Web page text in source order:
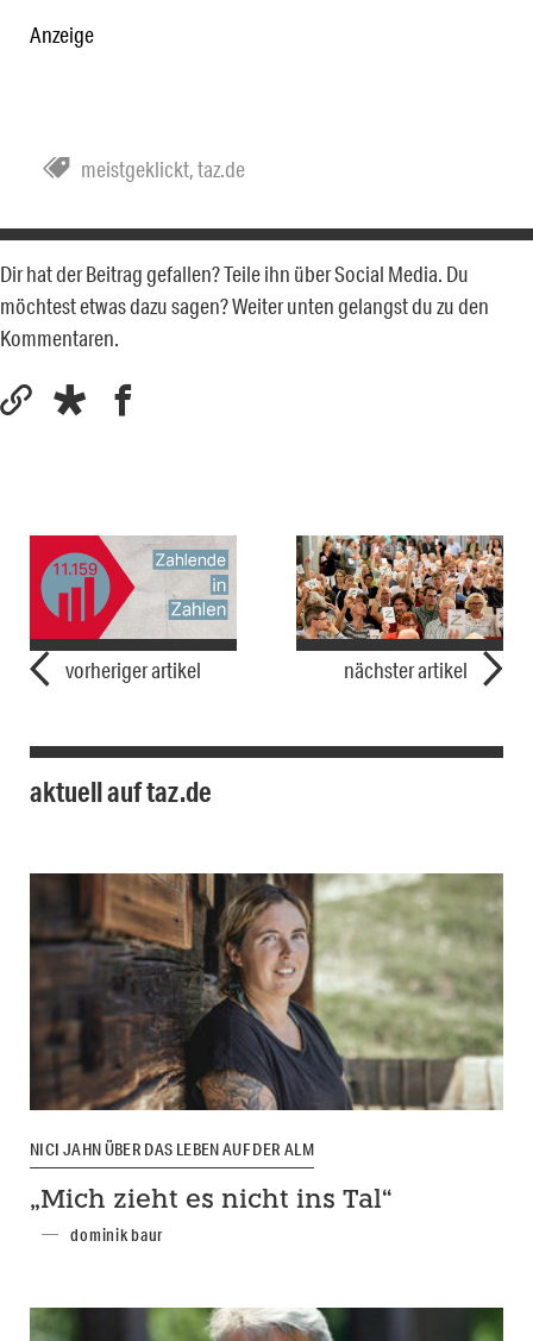
Anzeige
meistgeklickt,taz.de
Dir hat der Beitrag gefallen? Teile ihn über Social Media. Du
möchtest etwas dazu sagen? Weiter unten gelangst du zu den
Kommentaren.
vorheriger artikel nächster artikel
aktuell auf taz.de
NICI JAHN ÜBER DAS LEBEN AUF DER ALM
„Mich zieht es nicht ins Tal“
dominik baur